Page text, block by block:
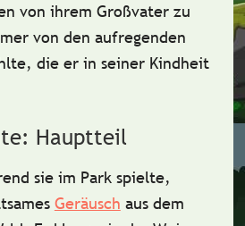
von ihrem Großvater zu
von den aufregenden
die er in seiner Kindheit
Hauptteil
sie im Park spielte,
Geräusch aus dem